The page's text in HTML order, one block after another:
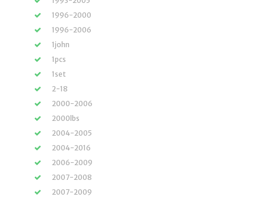
1996-2000
1996-2006
1john
1pcs
1set
2-18
2000-2006
2000lbs
2004-2005
2004-2016
2006-2009
2007-2008
2007-2009